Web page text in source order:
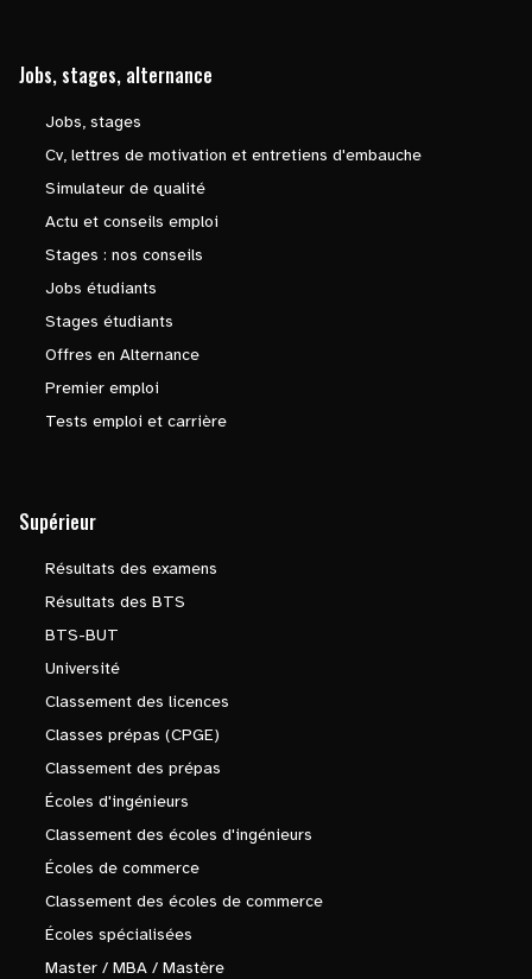
Jobs, stages, alternance
Jobs, stages
Cv, lettres de motivation et entretiens d'embauche
Simulateur de qualité
Actu et conseils emploi
Stages : nos conseils
Jobs étudiants
Stages étudiants
Offres en Alternance
Premier emploi
Tests emploi et carrière
Supérieur
Résultats des examens
Résultats des BTS
BTS-BUT
Université
Classement des licences
Classes prépas (CPGE)
Classement des prépas
Écoles d'ingénieurs
Classement des écoles d'ingénieurs
Écoles de commerce
Classement des écoles de commerce
Écoles spécialisées
Master / MBA / Mastère